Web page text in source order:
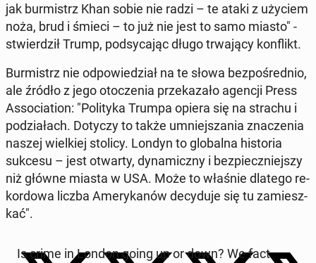
jak bur­mistrz Khan sobie nie radzi – te ataki z użyciem
noża, brud i śmieci – to już nie jest to samo miasto" -
stwier­dził Trump, pod­sy­ca­jąc długo trwa­ją­cy kon­flikt.
Bur­mistrz nie od­po­wie­dział na te słowa bez­po­śred­nio,
ale źródło z jego oto­cze­nia prze­ka­za­ło agencji Press
As­so­cia­tion: "Po­li­ty­ka Trumpa opiera się na strachu i
po­dzia­łach. Dotyczy to także umniej­sza­nia zna­cze­nia
naszej wiel­kiej stolicy. Londyn to glo­bal­na hi­sto­ria
sukcesu – jest otwarty, dy­na­micz­ny i bez­piecz­niej­szy
niż główne miasta w USA. Może to właśnie dlatego re­
kor­do­wa liczba Ame­ry­ka­nów de­cy­du­je się tu za­miesz­
kać".
Is crime in London going up or down? We fact